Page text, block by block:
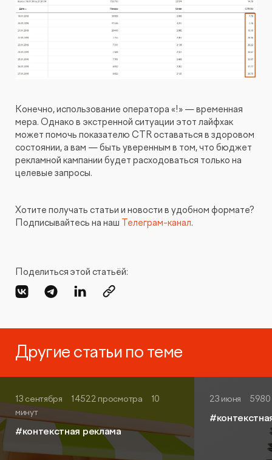
Конечно, использование оператора «!» — временная
мера. Однако в экстренной ситуации этот лайфхак
может помочь показателю CTR оставаться в здоровом
состоянии, а вам — быть уверенным в том, что бюджет
рекламной кампании будет расходоваться только на
целевые запросы.
Хотите получать статьи и новости в удобном формате?
Подписывайтесь на наш Телеграм-канал.
Поделиться этой статьёй:
Другие статьи по теме
13 сентября 14522 просмотра
10
минут
#контекстная реклама
23 июня